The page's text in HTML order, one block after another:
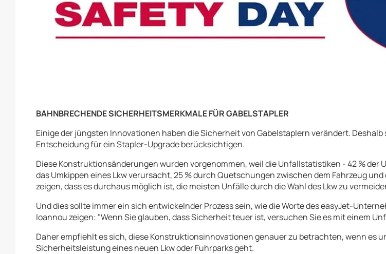
BAHNBRECHENDE SICHERHEITSMERKMALE FÜR GABELSTAPLER
Einige der jüngsten Innovationen haben die Sicherheit von Gabelstaplern verändert. Deshalb
Entscheidung für ein Stapler-Upgrade berücksichtigen.
Diese Konstruktionsänderungen wurden vorgenommen, weil die Unfallstatistiken - 42 % der
das Umkippen eines Lkw verursacht, 25 % durch Quetschungen zwischen dem Fahrzeug und
zeigen, dass es durchaus möglich ist, die meisten Unfälle durch die Wahl des Lkw zu
Und dies sollte immer ein sich entwickelnder Prozess sein, wie die Worte des easyJet-
Ioannou zeigen: "Wenn Sie glauben, dass Sicherheit teuer ist, versuchen Sie es mit einem
Daher empfiehlt es sich, diese Konstruktionsinnovationen genauer zu betrachten, wenn es
Sicherheitsleistung eines neuen Lkw oder Fuhrparks geht.